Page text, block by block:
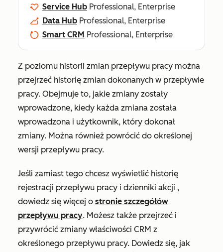
Service Hub Professional, Enterprise
Data Hub Professional, Enterprise
Smart CRM Professional, Enterprise
Z poziomu historii zmian przepływu pracy można
przejrzeć historię zmian dokonanych w przepływie
pracy. Obejmuje to, jakie zmiany zostały
wprowadzone, kiedy każda zmiana została
wprowadzona i użytkownik, który dokonał
zmiany. Można również powrócić do określonej
wersji przepływu pracy.
Jeśli zamiast tego chcesz wyświetlić historię
rejestracji przepływu pracy i dzienniki akcji ,
dowiedz się więcej o stronie szczegółów
przepływu pracy. Możesz także przejrzeć i
przywrócić zmiany właściwości CRM z
określonego przepływu pracy. Dowiedz się, jak